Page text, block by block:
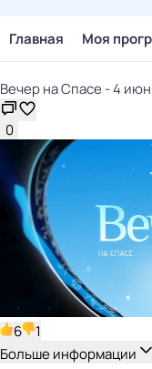
Главная Моя
Вечер на Спасе - 4
0
6
1
Больше информации